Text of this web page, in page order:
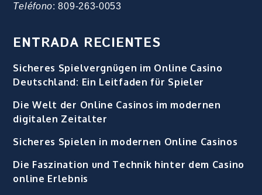
Teléfono: 809-263-0053
ENTRADA RECIENTES
Sicheres Spielvergnügen im Online Casino
Deutschland: Ein Leitfaden für Spieler
Die Welt der Online Casinos im modernen
digitalen Zeitalter
Sicheres Spielen in modernen Online Casinos
Die Faszination und Technik hinter dem Casino
online Erlebnis